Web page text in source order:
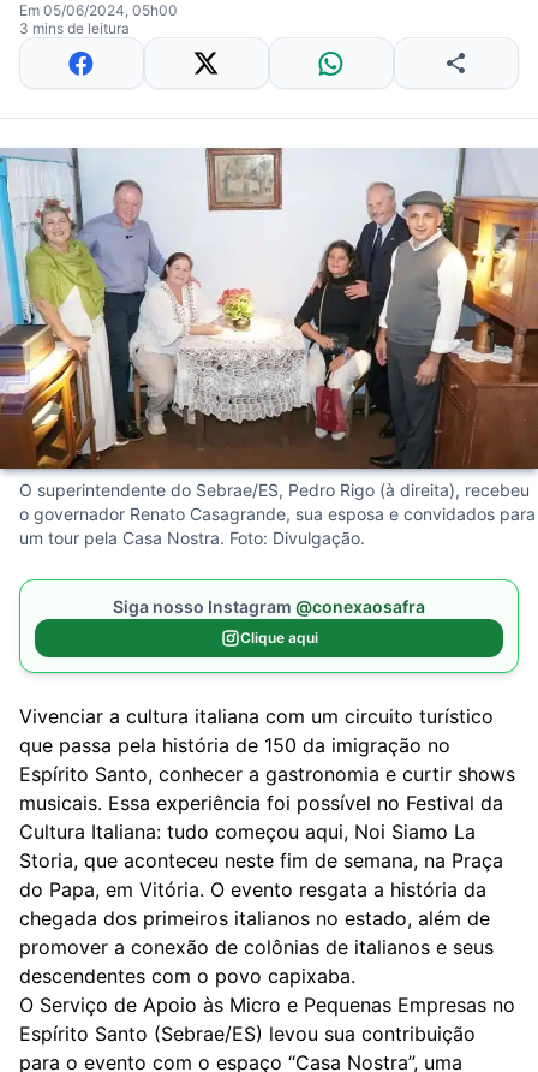
Em 05/06/2024, 05h00
3 mins de leitura
O superintendente do Sebrae/ES, Pedro Rigo (à direita), recebeu
o governador Renato Casagrande, sua esposa e convidados para
um tour pela Casa Nostra. Foto: Divulgação.
Siga nosso Instagram @conexaosafra
Clique aqui
Vivenciar a cultura italiana com um circuito turístico
que passa pela história de 150 da imigração no
Espírito Santo, conhecer a gastronomia e curtir shows
musicais. Essa experiência foi possível no Festival da
Cultura Italiana: tudo começou aqui, Noi Siamo La
Storia, que aconteceu neste fim de semana, na Praça
do Papa, em Vitória. O evento resgata a história da
chegada dos primeiros italianos no estado, além de
promover a conexão de colônias de italianos e seus
descendentes com o povo capixaba.
O Serviço de Apoio às Micro e Pequenas Empresas no
Espírito Santo (Sebrae/ES) levou sua contribuição
para o evento com o espaço “Casa Nostra”, uma